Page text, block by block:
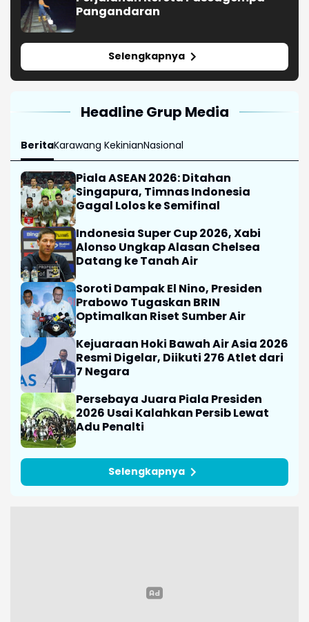
Piala ASEAN 2026: Ditahan
Singapura, Timnas Indonesia
Indonesia Super Cup 2026, Xabi
Alonso Ungkap Alasan Chelsea
Soroti Dampak El Nino, Presiden
Optimalkan Riset Sumber Air
Kejuaraan Hoki Bawah Air Asia 2026
Resmi Digelar, Diikuti 276 Atlet dari
7 Negara
Persebaya Juara Piala Presiden
2026 Usai Kalahkan Persib Lewat
Adu Penalti
Selengkapnya